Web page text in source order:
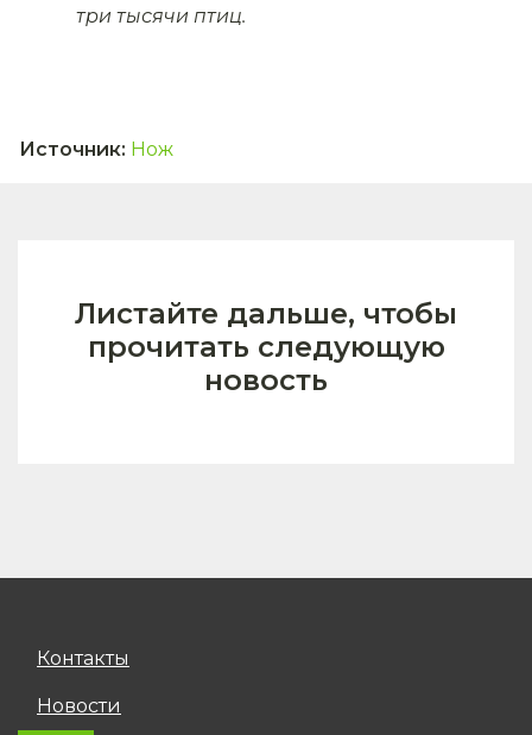
три тысячи птиц.
Источник: Нож
Листайте дальше, чтобы
прочитать следующую
новость
Контакты
Новости